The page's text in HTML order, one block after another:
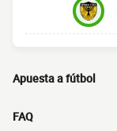
Apuesta a fútbol
FAQ